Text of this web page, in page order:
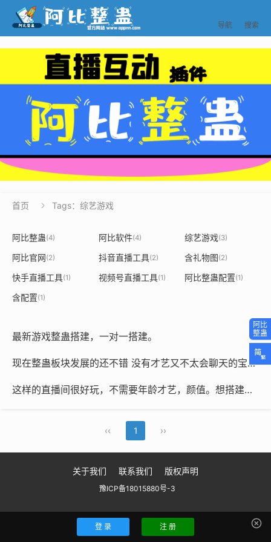
搜索
导航
首页  Tags：综艺游戏
阿比整蛊(4) 阿比软件(4) 综艺游戏(3)
阿比官网(2) 抖音直播工具(2) 含礼物图(2)
快手直播工具(1) 视频号直播工具(1) 阿比整蛊配置(1)
含配置(1)
最新游戏整蛊搭建，一对一搭建。
现在整蛊板块发展的还不错 没有才艺又不太会聊天的宝子，可以尝试整蛊赛道，整体难度不大，准备一下简单的设备就能播，收益不错
这样的直播间很好玩，不需要年龄才艺，颜值。想搭建的朋友我来帮你完成。
‹‹ 1 ››
关于我们 联系我们 版权声明
豫ICP备18015880号-3
登 录 注 册